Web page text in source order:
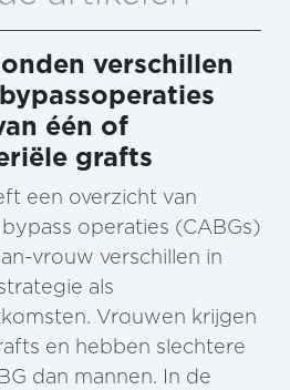
verschillen
één of
grafts
een overzicht van
operaties (CABGs)
vrouw verschillen in
als
Vrouwen krijgen
en hebben slechtere
dan mannen. In de